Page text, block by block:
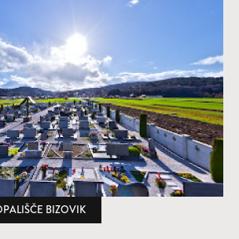
BIZOVIK